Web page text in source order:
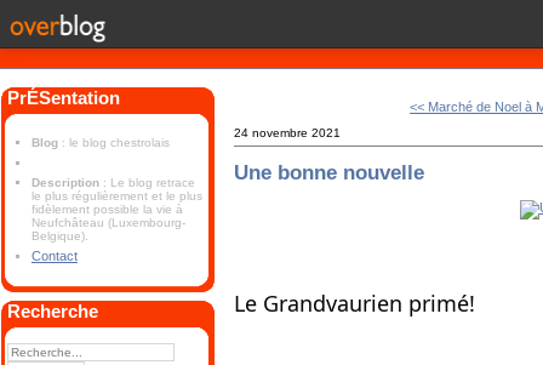
PrÉSentation
Blog : le blog chestrolais
Description : Le blog retrace
le plus régulièrement et le plus
fidèlement possible la vie à
Neufchâteau (Luxembourg-
Belgique).
Contact
Recherche
<< Marché de Noel à
24 novembre 2021
Une bonne nouvelle
Le Grandvaurien primé!